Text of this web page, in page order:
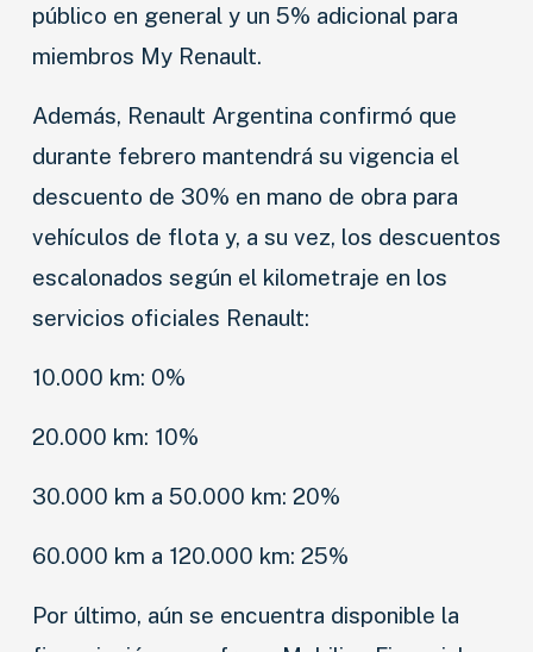
LANZAMIENTOS
INDUSTRIAS
MOTOS
CAMIONES
público en general y un 5% adicional para
miembros My Renault.
Además, Renault Argentina confirmó que
durante febrero mantendrá su vigencia el
descuento de 30% en mano de obra para
vehículos de flota y, a su vez, los descuentos
escalonados según el kilometraje en los
servicios oficiales Renault:
10.000 km: 0%
20.000 km: 10%
30.000 km a 50.000 km: 20%
60.000 km a 120.000 km: 25%
Por último, aún se encuentra disponible la